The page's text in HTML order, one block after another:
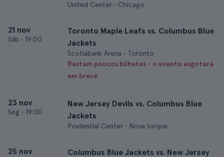
United Center • Chicago
21 nov
Sáb • 19:00
Toronto Maple Leafs vs. Columbus Blue
Jackets
Scotiabank Arena • Toronto
Restam poucos bilhetes - o evento esgotará
em breve
23 nov
Seg • 19:00
New Jersey Devils vs. Columbus Blue
Jackets
Prudential Center • Nova Iorque
25 nov Columbus Blue Jackets vs. New Jersey